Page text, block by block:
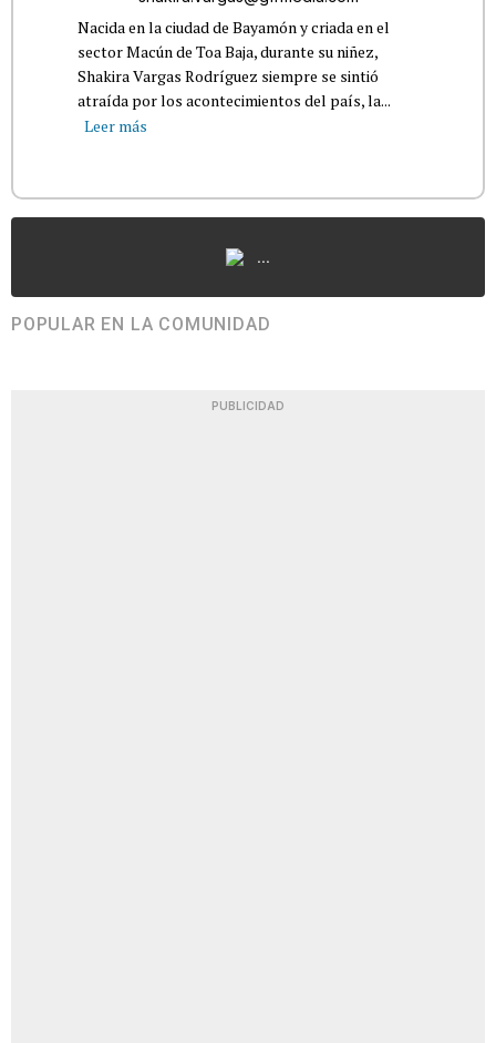
Nacida en la ciudad de Bayamón y criada en el
sector Macún de Toa Baja, durante su niñez,
Shakira Vargas Rodríguez siempre se sintió
atraída por los acontecimientos del país, la...
Leer más
...
POPULAR EN LA COMUNIDAD
PUBLICIDAD